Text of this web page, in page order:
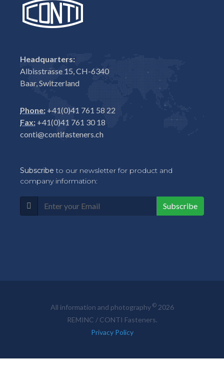
Headquarters:
Albisstrasse 15, CH-6340
Baar, Switzerland
Phone: +41(0)41 761 58 22
Fax: +41(0)41 761 30 18
conti@contifasteners.ch
Subscribe to our newsletter for product and
company information:
Subscribe
All information and photography ©2026
REMINC / CONTI Fasteners.
Privacy Policy